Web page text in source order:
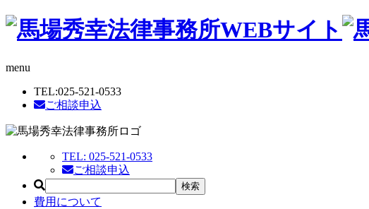
menu
TEL:025-521-0533
ご相談申込
TEL: 025-521-0533
ご相談申込
費用について